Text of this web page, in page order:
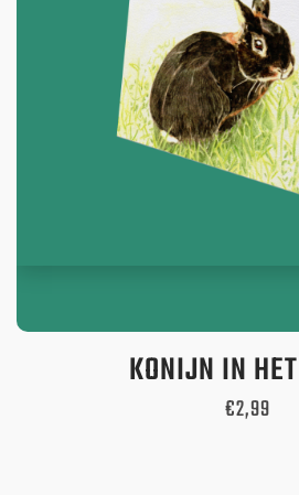
KONIJN IN
€2,99